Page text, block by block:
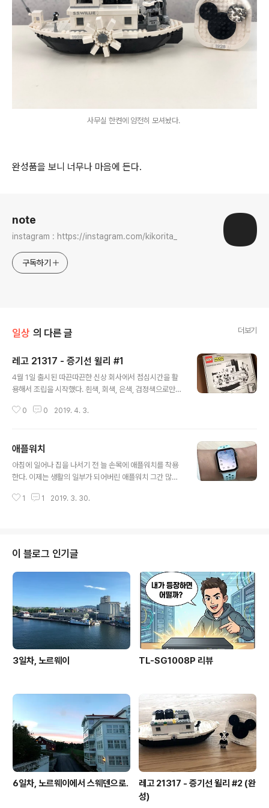
사무실 한켠에 얌전히 모셔놨다.
완성품을 보니 너무나 마음에 든다.
note
instagram : https://instagram.com/kikorita_
구독하기
일상 의 다른 글 더보기
레고 21317 - 증기선 윌리 #1
4월 1일 출시된 따끈따끈한 신상 회사에서 점심시간을 활
용해서 조립을 시작했다. 흰색, 회색, 은색, 검정색으로만
색으로 구성되어 있어서 조립하는동안 심심하지 않게 해줬
0 0 2019. 4. 3.
애플워치
아침에 일어나 집을 나서기 전 늘 손목에 애플워치를 착용
한다. 이제는 생활의 일부가 되어버린 애플워치 그간 많은
고 생각하고 관심에서 멀리해두고 지냈었다. 손목에 뭔가
했고(살이 찌기 시작했고) 생존에 필수적인 움직임이 아닌
잉여로운 움직임에 대한 필요성을 느끼기 시작했었다. 어
떤 블로그였을까, 애플워치의 기본 기능 중 하나인 일어서
기에 대해 알게 되었는데, (참고:1시간 동안 애플워치의 높
이가 변화가 없으면 일어나서 움직이세요 하고 알림을 줌)
한 시간에 한 번씩이라도 일어서는 걸 감..
1 1 2019. 3. 30.
이 블로그 인기글
3일차, 노르웨이 TL-SG1008P 리뷰
6일차, 노르웨이에서 스웨덴으로.
레고 21317 - 증기선 윌리 #2 (완
성)